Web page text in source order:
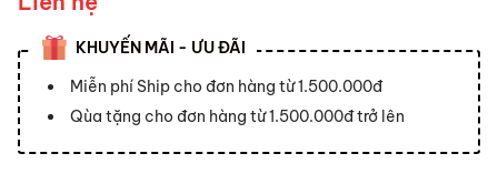
KHUYẾN MÃI - ƯU ĐÃI
Miễn phí Ship cho đơn hàng từ 1.500.000đ
Qùa tặng cho đơn hàng từ 1.500.000đ trở lên